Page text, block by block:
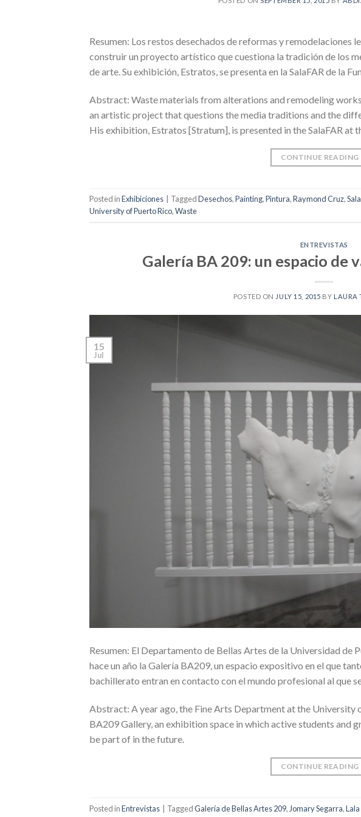
Resumen: Los restos desechados de reformas y remodelaciones
construir un proyecto artístico que cuestiona la tradición de los
de arte. Su exhibición, Estratos, se presenta en la SalaFAR de la
Abstract: Waste materials from alterations and remodeling
an artistic project that questions the media traditions and the
His exhibition, Estratos [Stratum], is presented in the SalaFAR at
CONTINUE READING
Posted inExhibiciones TaggedDesechos,Painting,Pintura,Raymond Cruz,
University of Puerto Rico,Waste
ENTREVISTAS
Galería BA 209: un espacio de
POSTED ON JULY 15, 2015 BY LAURA
15
Jul
Resumen: El Departamento de Bellas Artes de la Universidad de
hace un año la Galería BA209, un espacio expositivo en el que
bachillerato entran en contacto con el mundo profesional al que
Abstract: A year ago, the Fine Arts Department at the University
BA209 Gallery, an exhibition space in which active students and
be part of in the future.
CONTINUE READING
Posted inEntrevistas TaggedGalería de Bellas Artes 209, Jomary Segarra,Lala